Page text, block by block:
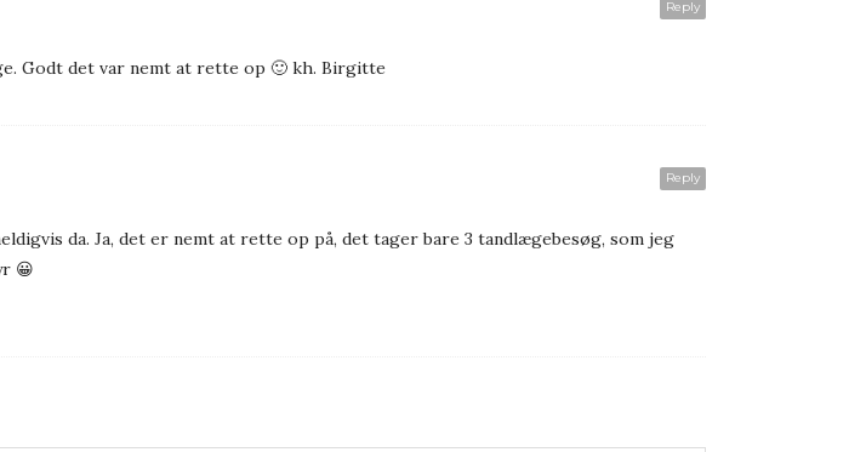
Reply
Godt det var nemt at rette op 🙂 kh. Birgitte
Reply
da. Ja, det er nemt at rette op på, det tager bare 3 tandlægebesøg, som jeg
😀